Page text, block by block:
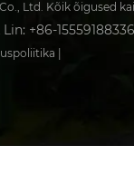
Ltd. Kõik õigused
+86-15559188336